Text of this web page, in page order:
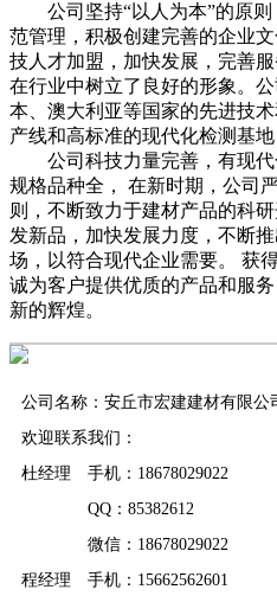
公司坚持“以人为本”的原则
范管理，积极创建完善的企业
技人才加盟，加快发展，完善
在行业中树立了良好的形象。
本、澳大利亚等国家的先进技
产线和高标准的现代化检测基
公司科技力量完善，有现代
规格品种全， 在新时期，公司
则，不断致力于建材产品的科
发新品，加快发展力度，不断
场，以符合现代企业需要。 获
诚为客户提供优质的产品和服
新的辉煌。
公司名称：安丘市宏建建材有限公
欢迎联系我们：
杜经理 手机：18678029022
QQ：85382612
微信：18678029022
程经理 手机：15662562601